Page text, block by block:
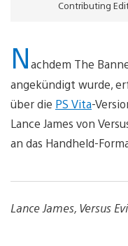
Contributing
Nachdem The
angekündigt wurde,
über die PS Vita-
Lance James von
an das Handheld-
Lance James, Versus